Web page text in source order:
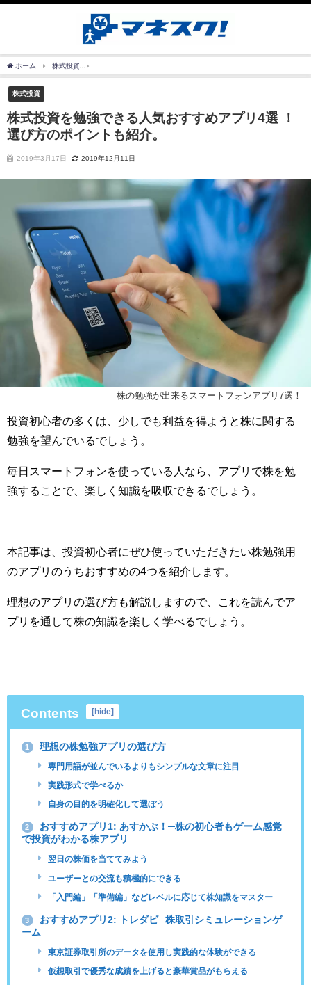
ホーム 株式投資
株式投資
株式投資を勉強できる人気おすすめアプリ4選 ！
選び方のポイントも紹介。
2019年3月17日 2019年12月11日
株の勉強が出来るスマートフォンアプリ7選！
投資初心者の多くは、少しでも利益を得ようと株に関する
勉強を望んでいるでしょう。
毎日スマートフォンを使っている人なら、アプリで株を勉
強することで、楽しく知識を吸収できるでしょう。
本記事は、投資初心者にぜひ使っていただきたい株勉強用
のアプリのうちおすすめの4つを紹介します。
理想のアプリの選び方も解説しますので、これを読んでア
プリを通して株の知識を楽しく学べるでしょう。
Contents hide
1 理想の株勉強アプリの選び方
専門用語が並んでいるよりもシンプルな文章に注目
実践形式で学べるか
自身の目的を明確化して選ぼう
2
おすすめアプリ1: あすかぶ！─株の初心者もゲーム感覚
で投資がわかる株アプリ
翌日の株価を当ててみよう
ユーザーとの交流も積極的にできる
「入門編」「準備編」などレベルに応じて株知識をマスター
3
おすすめアプリ2: トレダビ─株取引シミュレーションゲ
ーム
東京証券取引所のデータを使用し実践的な体験ができる
仮想取引で優秀な成績を上げると豪華賞品がもらえる